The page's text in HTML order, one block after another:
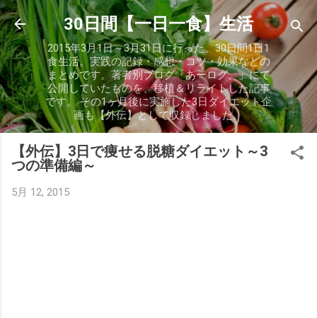
スキップしてメイン コンテンツに移動
30日間【一日一食】生活
2015年3月1日～3月31日に行った、30日間1日1
食生活。実践の記録・感想・コツ・効果などの
まとめです。著者別ブログ「あーログ。」にて
公開していたものを、移植＆リライトした記事
です。 その1ヶ月後に実施した3日ダイエット企
画も【外伝】として収録しました。
【外伝】3日で痩せる脱糖ダイエット～3
つの準備編～
5月 12, 2015